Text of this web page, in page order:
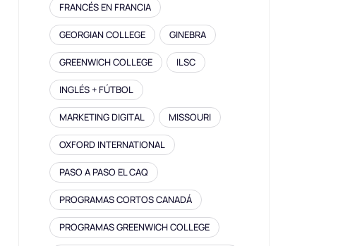
FRANCÉS EN FRANCIA
GEORGIAN COLLEGE GINEBRA
GREENWICH COLLEGE ILSC
INGLÉS + FÚTBOL
MARKETING DIGITAL MISSOURI
OXFORD INTERNATIONAL
PASO A PASO EL CAQ
PROGRAMAS CORTOS CANADÁ
PROGRAMAS GREENWICH COLLEGE